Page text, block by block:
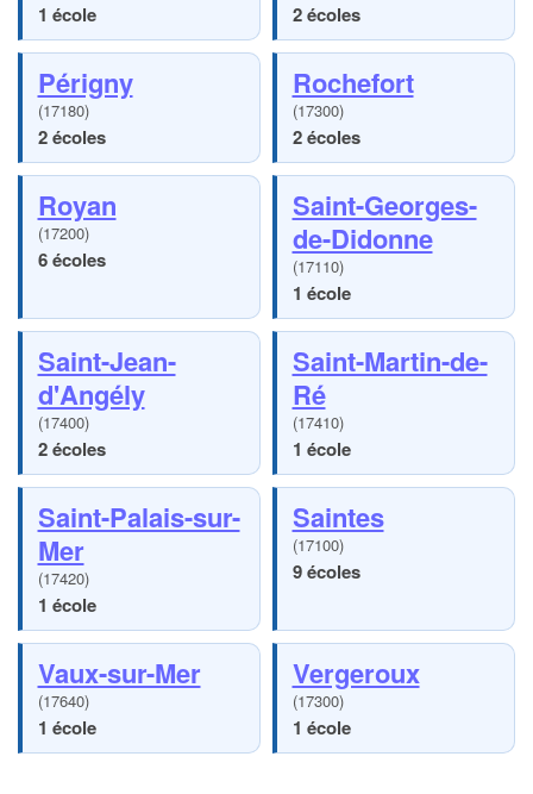
1 école 2 écoles
Périgny
(17180)
2 écoles
Rochefort
(17300)
2 écoles
Royan
(17200)
6 écoles
Saint-Georges-
de-Didonne
(17110)
1 école
Saint-Jean-
d'Angély
(17400)
2 écoles
Saint-Martin-de-
Ré
(17410)
1 école
Saint-Palais-sur-
Mer
(17420)
1 école
Saintes
(17100)
9 écoles
Vaux-sur-Mer
(17640)
1 école
Vergeroux
(17300)
1 école